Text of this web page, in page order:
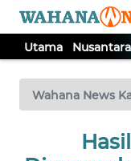
Utama Nusantara
Wahana News
TV
Tutup